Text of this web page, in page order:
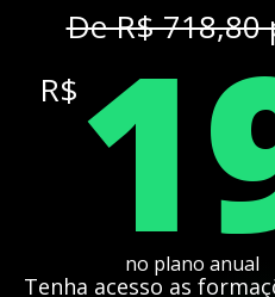
De R$ 718,80
R$
no plano anual
Tenha acesso as